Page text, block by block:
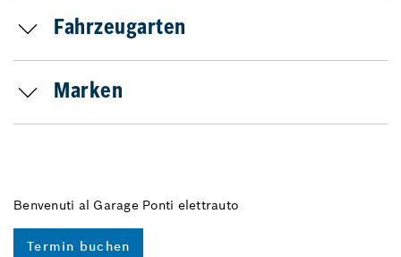
Fahrzeugarten
Marken
Benvenuti al Garage Ponti elettrauto
Termin buchen